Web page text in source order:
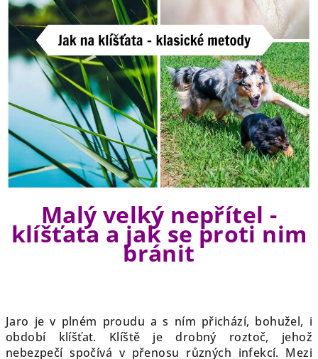
Malý velký nepřítel -
klíšťata a jak se proti nim
bránit
Jaro je v plném proudu a s ním přichází, bohužel, i
období klíšťat. Klíště je drobný roztoč, jehož
nebezpečí spočívá v přenosu různých infekcí. Mezi